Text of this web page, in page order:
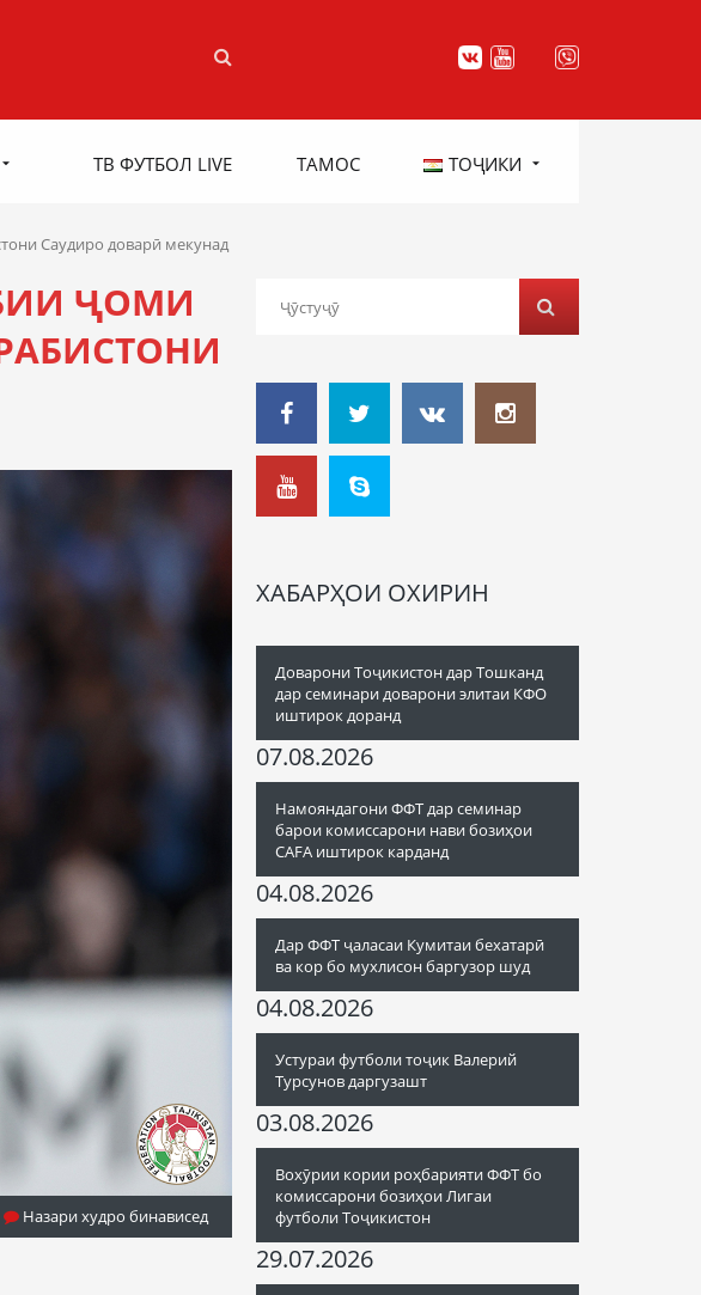
ТВ ФУТБОЛ LIVE ТАМОС ТОҶИКИ
Саудиро доварӣ мекунад
ҶОМИ
Назари худро бинависед
ХАБАРҲОИ ОХИРИН
Доварони Тоҷикистон дар Тошканд
дар семинари доварони элитаи КФО
иштирок доранд
07.08.2026
Намояндагони ФФТ дар семинар
барои комиссарони нави бозиҳои
CAFA иштирок карданд
04.08.2026
Дар ФФТ ҷаласаи Кумитаи бехатарӣ
ва кор бо мухлисон баргузор шуд
04.08.2026
Устураи футболи тоҷик Валерий
Турсунов даргузашт
03.08.2026
Вохӯрии кории роҳбарияти ФФТ бо
комиссарони бозиҳои Лигаи
футболи Тоҷикистон
29.07.2026